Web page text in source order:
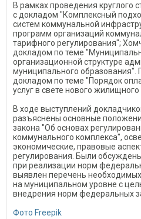
В рамках проведения круглого
с докладом "Комплексный
систем коммунальной
программ организаций
тарифного регулирования";
докладом по теме
организационной структуре
муниципального образования".
докладом по теме "Порядок
услуг в свете нового
В ходе выступлений
разъяснены основные
закона "Об основах
коммунального комплекса",
экономические, правовые
регулирования. Были
при реализации норм
выявлен перечень
на муниципальном уровне с
внедрения норм федеральных
Фото Freepik